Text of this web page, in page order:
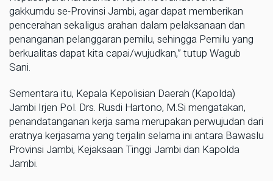
gakkumdu se-Provinsi Jambi, agar dapat memberikan
pencerahan sekaligus arahan dalam pelaksanaan dan
penanganan pelanggaran pemilu, sehingga Pemilu yang
berkualitas dapat kita capai/wujudkan,” tutup Wagub
Sani.
Sementara itu, Kepala Kepolisian Daerah (Kapolda)
Jambi Irjen Pol. Drs. Rusdi Hartono, M.Si mengatakan,
penandatanganan kerja sama merupakan perwujudan dari
eratnya kerjasama yang terjalin selama ini antara Bawaslu
Provinsi Jambi, Kejaksaan Tinggi Jambi dan Kapolda
Jambi.